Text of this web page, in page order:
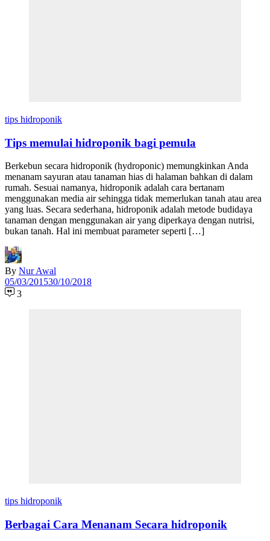
tips hidroponik
Tips memulai hidroponik bagi pemula
Berkebun secara hidroponik (hydroponic) memungkinkan Anda
menanam sayuran atau tanaman hias di halaman bahkan di dalam
rumah. Sesuai namanya, hidroponik adalah cara bertanam
menggunakan media air sehingga tidak memerlukan tanah atau area
yang luas. Secara sederhana, hidroponik adalah metode budidaya
tanaman dengan menggunakan air yang diperkaya dengan nutrisi,
bukan tanah. Hal ini membuat parameter seperti […]
By Nur Awal
05/03/201530/10/2018
3
tips hidroponik
Berbagai Cara Menanam Secara hidroponik